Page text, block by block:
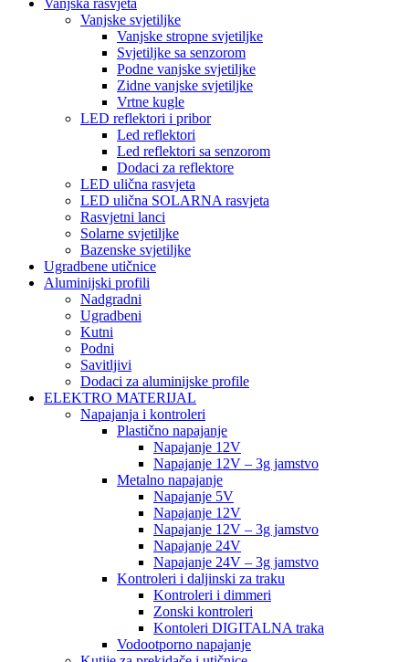
Vanjska rasvjeta
Vanjske svjetiljke
Vanjske stropne svjetiljke
Svjetiljke sa senzorom
Podne vanjske svjetiljke
Zidne vanjske svjetiljke
Vrtne kugle
LED reflektori i pribor
Led reflektori
Led reflektori sa senzorom
Dodaci za reflektore
LED ulična rasvjeta
LED ulična SOLARNA rasvjeta
Rasvjetni lanci
Solarne svjetiljke
Bazenske svjetiljke
Ugradbene utičnice
Aluminijski profili
Nadgradni
Ugradbeni
Kutni
Podni
Savitljivi
Dodaci za aluminijske profile
ELEKTRO MATERIJAL
Napajanja i kontroleri
Plastično napajanje
Napajanje 12V
Napajanje 12V – 3g jamstvo
Metalno napajanje
Napajanje 5V
Napajanje 12V
Napajanje 12V – 3g jamstvo
Napajanje 24V
Napajanje 24V – 3g jamstvo
Kontroleri i daljinski za traku
Kontroleri i dimmeri
Zonski kontroleri
Kontoleri DIGITALNA traka
Vodootporno napajanje